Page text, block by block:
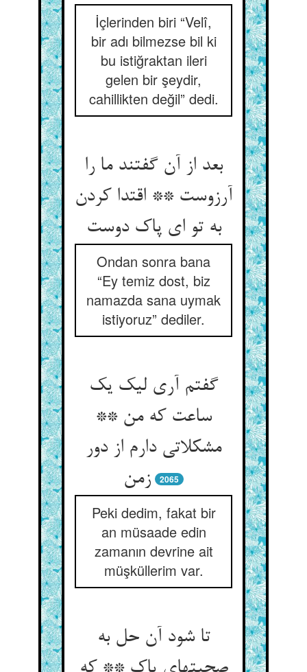
İçlerinden biri “Velî,
bir adı bilmezse bil ki
bu istiğraktan ileri
gelen bir şeydir,
cahillikten değil” dedi.
بعد از آن گفتند ما را
آرزوست ** اقتدا کردن
به تو ای پاک دوست
Ondan sonra bana
“Ey temiz dost, biz
namazda sana uymak
istiyoruz” dediler.
گفتم آری لیک یک
ساعت که من **
مشکلاتی دارم از دور
زمن
2065
Peki dedim, fakat bir
an müsaade edin
zamanın devrine ait
müşküllerim var.
تا شود آن حل به